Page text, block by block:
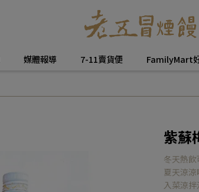
媒體報導 7-11賣貨便 FamilyMart
紫蘇
冬天熱飲
夏天涼
入菜涼拌